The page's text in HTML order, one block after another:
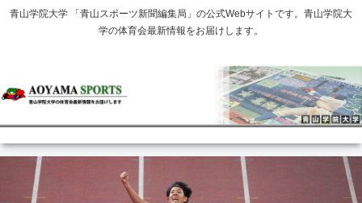
青山学院大学 「青山スポーツ新聞編集局」の公式Webサイトです。青山学院大
学の体育会最新情報をお届けします。